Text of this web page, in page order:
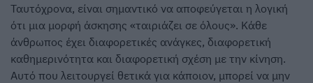
Ταυτόχρονα, είναι σημαντικό να αποφεύγεται η λογική
ότι μια μορφή άσκησης «ταιριάζει σε όλους». Κάθε
άνθρωπος έχει διαφορετικές ανάγκες, διαφορετική
καθημερινότητα και διαφορετική σχέση με την κίνηση.
Αυτό που λειτουργεί θετικά για κάποιον, μπορεί να μην